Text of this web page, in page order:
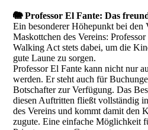
🐘 Professor El Fante: Das
Ein besonderer Höhepunkt bei den
Maskottchen des Vereins:
Walking Act stets dabei, um die
gute Laune zu sorgen.
Professor El Fante kann nicht nur
werden. Er steht auch für
Botschafter zur Verfügung. Das
diesen Auftritten fließt vollständig
des Vereins und kommt damit den
zugute. Eine einfache Möglichkeit